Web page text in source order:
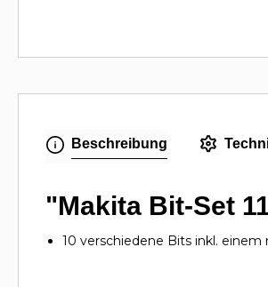
Beschreibung
"Makita Bit-Set
10 verschiedene Bits inkl.